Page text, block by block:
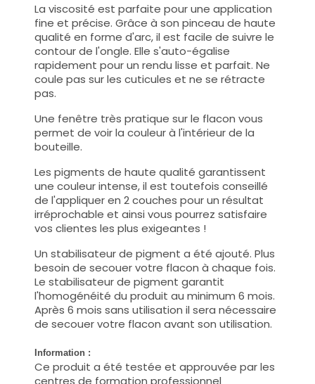
La viscosité est parfaite pour une application
fine et précise. Grâce à son pinceau de haute
qualité en forme d'arc, il est facile de suivre le
contour de l'ongle. Elle s'auto-égalise
rapidement pour un rendu lisse et parfait. Ne
coule pas sur les cuticules et ne se rétracte
pas.
Une fenêtre très pratique sur le flacon vous
permet de voir la couleur à l'intérieur de la
bouteille.
Les pigments de haute qualité garantissent
une couleur intense, il est toutefois conseillé
de l'appliquer en 2 couches pour un résultat
irréprochable et ainsi vous pourrez satisfaire
vos clientes les plus exigeantes !
Un stabilisateur de pigment a été ajouté. Plus
besoin de secouer votre flacon à chaque fois.
Le stabilisateur de pigment garantit
l'homogénéité du produit au minimum 6 mois.
Après 6 mois sans utilisation il sera nécessaire
de secouer votre flacon avant son utilisation.
Information :
Ce produit a été testée et approuvée par les
centres de formation professionnel